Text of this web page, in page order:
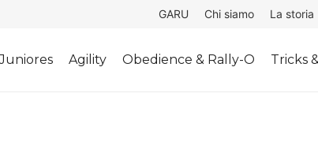
GARU Chi siamo La storia
Juniores Agility Obedience & Rally-O Tricks